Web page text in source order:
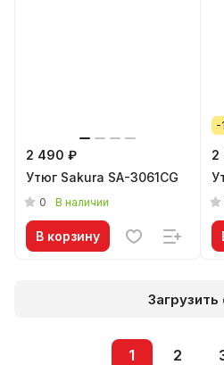
2 490 ₽
Утюг Sakura SA-3061CG
0 В наличии
В корзину
-
2
1 2